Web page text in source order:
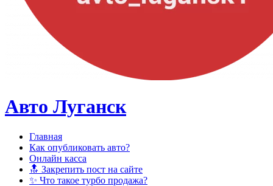
Авто Луганск
Главная
Как опубликовать авто?
Онлайн касса
🔝 Закрепить пост на сайте
✨ Что такое турбо продажа?